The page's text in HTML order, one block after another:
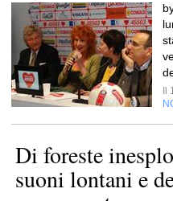
Di foreste
suoni lontani e